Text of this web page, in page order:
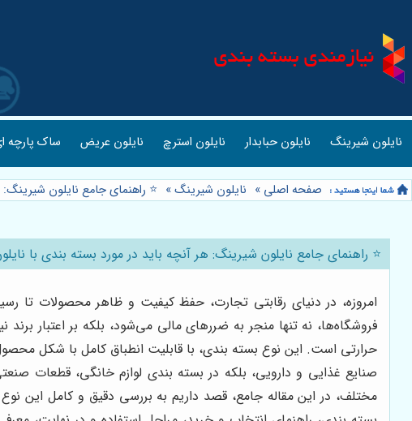
نایلون شیرینگ نایلون حبابدار نایلون استرچ نایلون عریض ساک پارچه
صفحه اصلی » نایلون شیرینگ» ⭐️ راهنمای جامع نایلون شیرینگ:
⭐️ راهنمای جامع نایلون شیرینگ: هر آنچه باید در مورد بسته بندی با
امروزه، در دنیای رقابتی تجارت، حفظ کیفیت و ظاهر محصولات
فروشگاه‌ها، نه تنها منجر به ضررهای مالی می‌شود، بلکه بر اعتبار
حرارتی است. این نوع بسته بندی، با قابلیت انطباق کامل با شکل
صنایع غذایی و دارویی، بلکه در بسته بندی لوازم خانگی، قطعات
مختلف، در این مقاله جامع، قصد داریم به بررسی دقیق و کامل این